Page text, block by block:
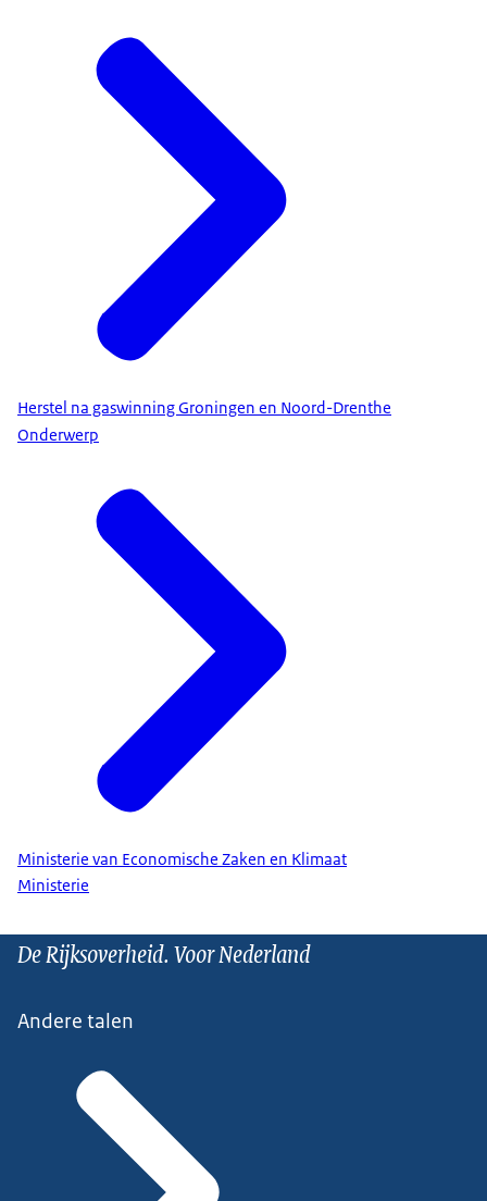
Herstel na gaswinning Groningen en Noord-Drenthe
Onderwerp
Ministerie van Economische Zaken en Klimaat
Ministerie
De Rijksoverheid. Voor Nederland
Andere talen